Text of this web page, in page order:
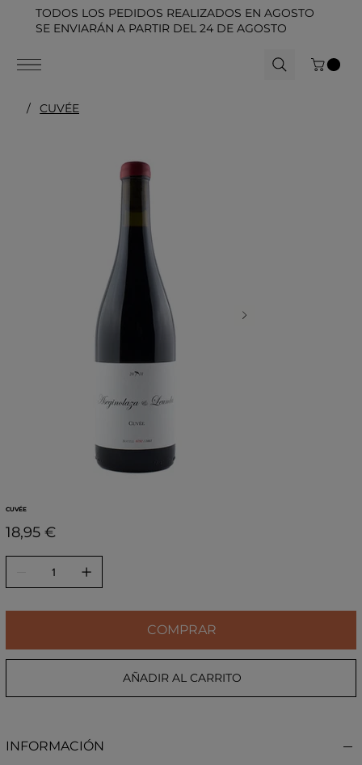
TODOS LOS PEDIDOS REALIZADOS EN AGOSTO
SE ENVIARÁN A PARTIR DEL 24 DE AGOSTO
/ CUVÉE
CUVÉE
Precio
18,95 €
COMPRAR
AÑADIR AL CARRITO
INFORMACIÓN